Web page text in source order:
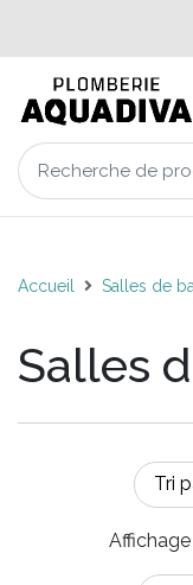
Accueil Salles de
Salles